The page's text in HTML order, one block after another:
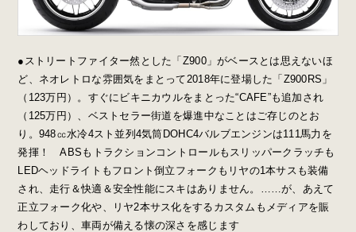
●ストリートファイター然とした「Z900」がベースとは思えないほ
ど、ネオレトロな雰囲気をまとって2018年に登場した「Z900RS」
（123万円）。すぐにビキニカウルをまとった“CAFE”も追加され
（125万円）、ベストセラー街道を爆進中なことはご存じのとお
り。948㏄水冷4スト並列4気筒DOHC4バルブエンジンは111馬力を
発揮！ ABSもトラクションコントロールもスリッパークラッチも
LEDヘッドライトもフロント倒立フォークもリヤの1本サスも装備
され、走行＆快適＆安全性能にスキはありません。……が、あえて
正立フォーク化や、リヤ2本サス化をするカスタムもメディアを賑
わしており、車両が備える懐の深さを感じます